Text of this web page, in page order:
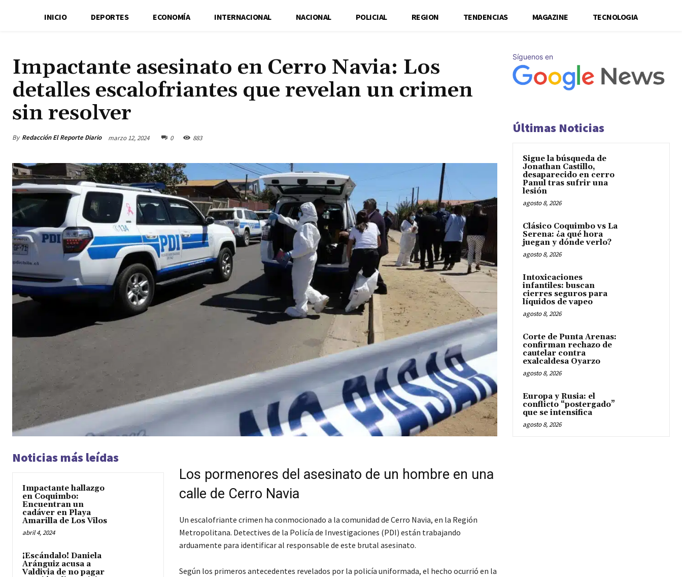
INICIO DEPORTES ECONOMÍA INTERNACIONAL NACIONAL POLICIAL REGION TENDENCIAS MAGAZINE TECNOLOGIA
Impactante asesinato en Cerro Navia: Los
detalles escalofriantes que revelan un crimen
sin resolver
By Redacción El Reporte Diario marzo 12, 2024 0 883
Noticias más leídas
Impactante hallazgo
en Coquimbo:
Encuentran un
cadáver en Playa
Amarilla de Los Vilos
abril 4, 2024
¡Escándalo! Daniela
Aránguiz acusa a
Valdivia de no pagar
Los pormenores del asesinato de un hombre en una
calle de Cerro Navia
Un escalofriante crimen ha conmocionado a la comunidad de Cerro Navia, en la Región
Metropolitana. Detectives de la Policía de Investigaciones (PDI) están trabajando
arduamente para identificar al responsable de este brutal asesinato.
Según los primeros antecedentes revelados por la policía uniformada, el hecho ocurrió en la
Síguenos en
Últimas Noticias
Sigue la búsqueda de
Jonathan Castillo,
desaparecido en cerro
Panul tras sufrir una
lesión
agosto 8, 2026
Clásico Coquimbo vs La
Serena: ¿a qué hora
juegan y dónde verlo?
agosto 8, 2026
Intoxicaciones
infantiles: buscan
cierres seguros para
líquidos de vapeo
agosto 8, 2026
Corte de Punta Arenas:
confirman rechazo de
cautelar contra
exalcaldesa Oyarzo
agosto 8, 2026
Europa y Rusia: el
conflicto “postergado”
que se intensifica
agosto 8, 2026